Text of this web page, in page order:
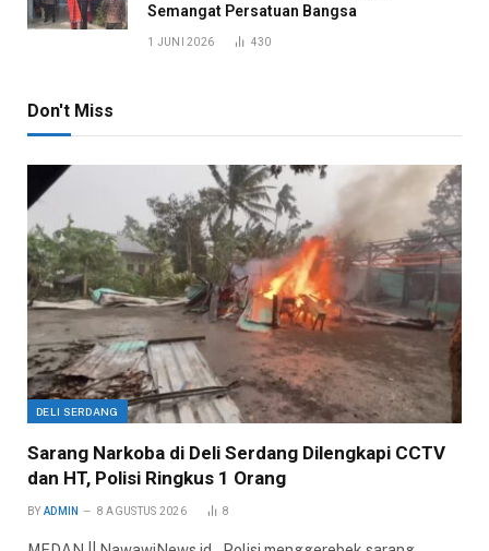
Semangat Persatuan Bangsa
1 JUNI 2026 430
Don't Miss
DELI SERDANG
Sarang Narkoba di Deli Serdang Dilengkapi CCTV
dan HT, Polisi Ringkus 1 Orang
BY ADMIN 8 AGUSTUS 2026 8